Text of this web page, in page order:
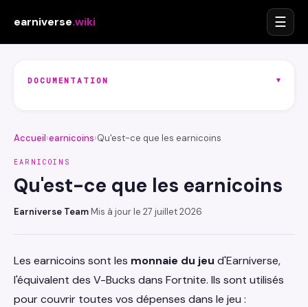
earniverse.wiki ☰
DOCUMENTATION ▾
Accueil›earnicoins›Qu'est-ce que les earnicoins
EARNICOINS
Qu'est-ce que les earnicoins
Earniverse Team·Mis à jour le 27 juillet 2026
Les earnicoins sont les monnaie du jeu d'Earniverse,
l'équivalent des V-Bucks dans Fortnite. Ils sont utilisés
pour couvrir toutes vos dépenses dans le jeu :